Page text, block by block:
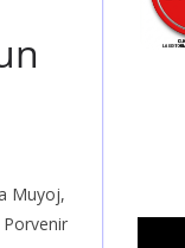
Muyoj,